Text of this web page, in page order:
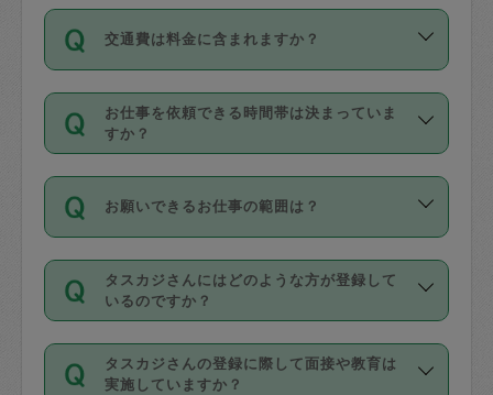
を行う際にご入力ください。プロフィー
ル登録時にはご入力いただかなくても大
丈夫です。
デビットカード・プリペイドカード（Vプ
リカ、au WALLETなど）は支払にはご利
銀行振込や現金払いも対応していませ
なお、タスカジさんの交通費も、依頼料
金のご請求と合わせてお支払いとなりま
動計算で表示されます。
依頼には「スポット」と「定期（毎週｜
隔週）」があり、「定期」の依頼は「ス
ポット」よりお得な料金でご利用できま
す。
定期の最低利用回数は設けていない代わ
りに、一定数を超えたキャンセルは有償
（例：毎週定期の場合は３回以上のキャ
ンセルが有償（1200円、隔週定期の場合
は２回以上のキャンセルが有償（1200
交通費は料金に含まれますか？
交通費は依頼料金とは別途発生し、依頼
料金のご請求と合わせてお支払いとなり
ます。交通費の金額は「依頼の詳細」に
お仕事を依頼できる時間帯は決まっていま
すか？
時間帯は3種類あります。いずれも１回あ
たり３時間です。
・ＡＭ ９時～１２時
・ＰＭ １３時～１６時
・夜 １８時～２１時
開始時間を２時間前後変更することが可
お願いできるお仕事の範囲は？
掃除、整理収納、洗濯、買い物、料理、
作り置きです。タスカジさんによってで
きる仕事の範囲が異なりますので、依頼
する前にタスカジさんのプロフィールで
確認してください。
タスカジさんにはどのような方が登録して
いるのですか？
主婦として長年の家事経験をお持ちの
方、栄養士・調理師といった資格者で保
タスカジさんの登録に際して面接や教育は
実施していますか？